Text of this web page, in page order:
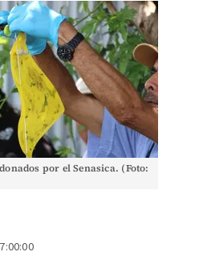
por el Senasica. (Foto: